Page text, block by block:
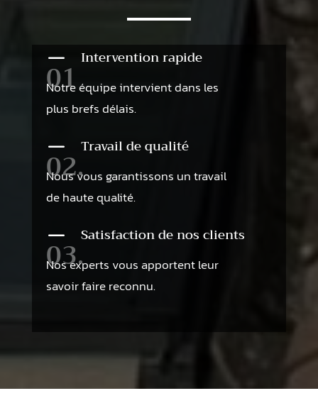
01
K Intervention rapide
Notre équipe intervient dans les
plus brefs délais.
02.
K Travail de qualité
Nous vous garantissons un travail
de haute qualité.
03.
K Satisfaction de nos clients
Nos experts vous apportent leur
savoir faire reconnu.